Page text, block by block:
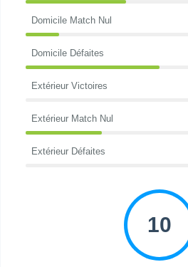
Domicile Match Nul
Domicile Défaites
Extérieur Victoires
Extérieur Match Nul
Extérieur Défaites
10